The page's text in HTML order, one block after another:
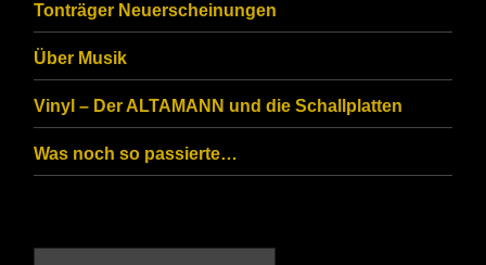
human.
Tonträger Neuerscheinungen
Über Musik
Vinyl – Der ALTAMANN und die Schallplatten
Was noch so passierte…